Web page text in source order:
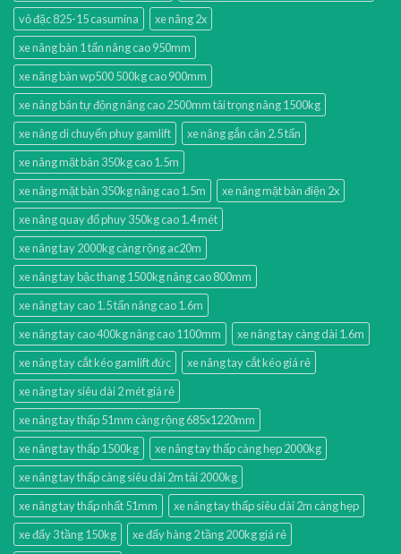
vỏ đặc 825-15 casumina
xe nâng 2x
xe nâng bàn 1 tấn nâng cao 950mm
xe nâng bàn wp500 500kg cao 900mm
xe nâng bán tự động nâng cao 2500mm tải trọng nâng 1500kg
xe nâng di chuyển phuy gamlift
xe nâng gắn cân 2.5 tấn
xe nâng mặt bàn 350kg cao 1.5m
xe nâng mặt bàn 350kg nâng cao 1.5m
xe nâng mặt bàn điện 2x
xe nâng quay đổ phuy 350kg cao 1.4 mét
xe nâng tay 2000kg càng rộng ac20m
xe nâng tay bậc thang 1500kg nâng cao 800mm
xe nâng tay cao 1.5 tấn nâng cao 1.6m
xe nâng tay cao 400kg nâng cao 1100mm
xe nâng tay càng dài 1.6m
xe nâng tay cắt kéo gamlift đức
xe nâng tay cắt kéo giá rẻ
xe nâng tay siêu dài 2 mét giá rẻ
xe nâng tay thấp 51mm càng rộng 685x1220mm
xe nâng tay thấp 1500kg
xe nâng tay thấp càng hẹp 2000kg
xe nâng tay thấp càng siêu dài 2m tải 2000kg
xe nâng tay thấp nhất 51mm
xe nâng tay thấp siêu dài 2m càng hẹp
xe đẩy 3 tầng 150kg
xe đẩy hàng 2 tầng 200kg giá rẻ